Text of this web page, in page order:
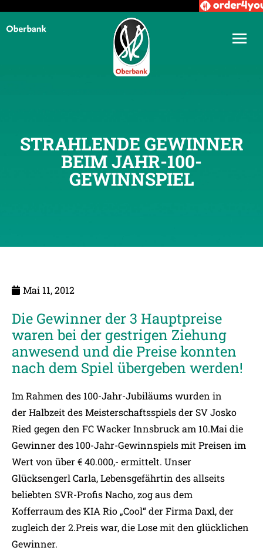
STRAHLENDE GEWINNER
BEIM JAHR-100-
GEWINNSPIEL
Mai 11, 2012
Die Gewinner der 3 Hauptpreise
waren bei der gestrigen Ziehung
anwesend und die Preise konnten
nach dem Spiel übergeben werden!
Im Rahmen des 100-Jahr-Jubiläums wurden in
der Halbzeit des Meisterschaftsspiels der SV Josko
Ried gegen den FC Wacker Innsbruck am 10.Mai die
Gewinner des 100-Jahr-Gewinnspiels mit Preisen im
Wert von über € 40.000,- ermittelt. Unser
Glücksengerl Carla, Lebensgefährtin des allseits
beliebten SVR-Profis Nacho, zog aus dem
Kofferraum des KIA Rio „Cool“ der Firma Daxl, der
zugleich der 2.Preis war, die Lose mit den glücklichen
Gewinner.